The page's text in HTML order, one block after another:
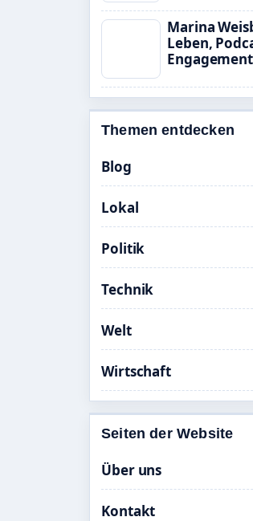
Marina
Leben,
Engagement
Themen entdecken
Blog
Lokal
Politik
Technik
Welt
Wirtschaft
Seiten der Website
Über uns
Kontakt